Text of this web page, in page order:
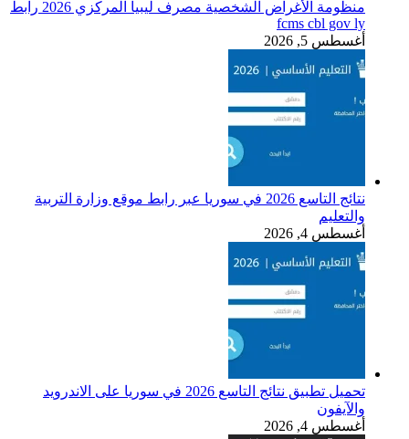
منظومة الأغراض الشخصية مصرف ليبيا المركزي 2026 رابط
fcms cbl gov ly
أغسطس 5, 2026
نتائج التاسع 2026 في سوريا عبر رابط موقع وزارة التربية
والتعليم
أغسطس 4, 2026
تحميل تطبيق نتائج التاسع 2026 في سوريا على الاندرويد
والآيفون
أغسطس 4, 2026